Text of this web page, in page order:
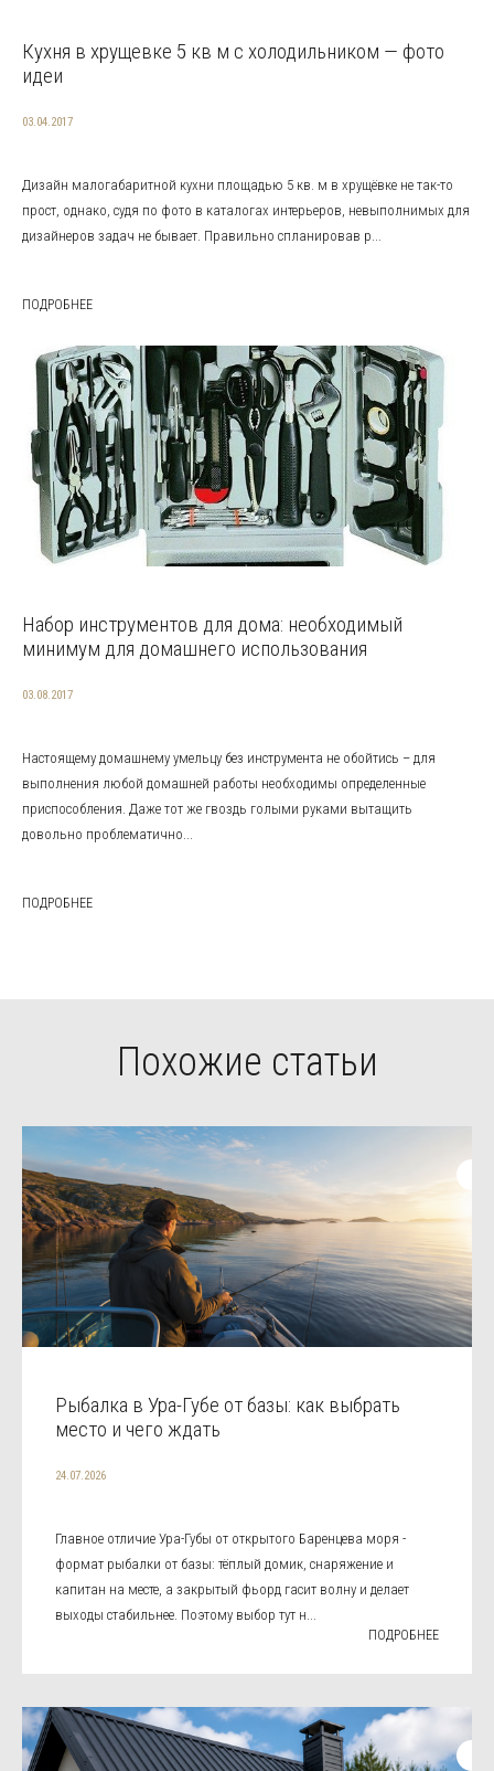
Кухня в хрущевке 5 кв м с холодильником — фото
идеи
03.04.2017
Дизайн малогабаритной кухни площадью 5 кв. м в хрущёвке не так-то
прост, однако, судя по фото в каталогах интерьеров, невыполнимых для
дизайнеров задач не бывает. Правильно спланировав р...
ПОДРОБНЕЕ
Набор инструментов для дома: необходимый
минимум для домашнего использования
03.08.2017
Настоящему домашнему умельцу без инструмента не обойтись – для
выполнения любой домашней работы необходимы определенные
приспособления. Даже тот же гвоздь голыми руками вытащить
довольно проблематично...
ПОДРОБНЕЕ
Похожие статьи
Рыбалка в Ура-Губе от базы: как выбрать
место и чего ждать
24.07.2026
Главное отличие Ура-Губы от открытого Баренцева моря -
формат рыбалки от базы: тёплый домик, снаряжение и
капитан на месте, а закрытый фьорд гасит волну и делает
выходы стабильнее. Поэтому выбор тут н...
ПОДРОБНЕЕ